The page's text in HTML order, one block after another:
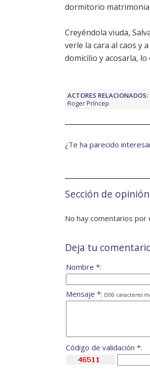
dormitorio
Creyéndola viuda,
verle la cara al caos y
domicilio y acosarla,
ACTORES RELACIONADOS:
Roger Príncep
¿Te ha parecido
Sección de opinión
No hay comentarios por
Deja tu
Nombre *:
Mensaje *: (500 caracteres
Código de validación *: